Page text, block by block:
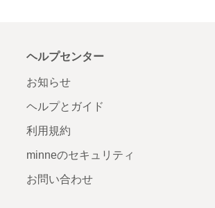
ヘルプセンター
お知らせ
ヘルプとガイド
利用規約
minneのセキュリティ
お問い合わせ